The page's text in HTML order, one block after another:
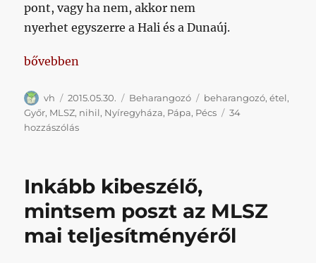
pont, vagy ha nem, akkor nem
nyerhet egyszerre a Hali és a Dunaúj.
„Valakit még érdekel egyáltalán az utolsó forduló?”
bővebben
Szerző
vh Közzétéve
2015.05.30. Kategória
Beharangozó Címke
beharangozó,étel,
Győr, MLSZ, nihil, Nyíregyháza, Pápa, Pécs
34
hozzászólásValakit
az
forduló?
című
bejegyzéshez
Inkább kibeszélő,
mintsem poszt az MLSZ
mai teljesítményéről